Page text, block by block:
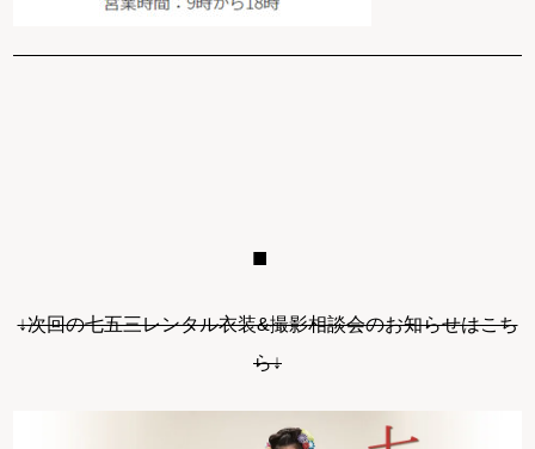
↓次回の七五三レンタル衣装&撮影相談会のお知らせはこち
ら↓